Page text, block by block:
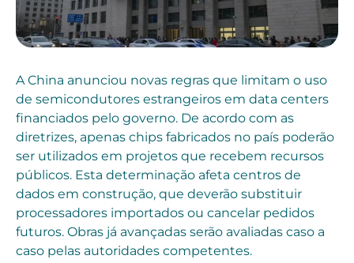
A China anunciou novas regras que limitam o uso
de semicondutores estrangeiros em data centers
financiados pelo governo. De acordo com as
diretrizes, apenas chips fabricados no país poderão
ser utilizados em projetos que recebem recursos
públicos. Esta determinação afeta centros de
dados em construção, que deverão substituir
processadores importados ou cancelar pedidos
futuros. Obras já avançadas serão avaliadas caso a
caso pelas autoridades competentes.